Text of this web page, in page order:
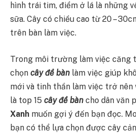
hình trái tim, điểm ở lá là những
sữa. Cây có chiều cao từ 20 –
trên bàn làm việc.
Trong môi trường làm việc căng
chọn cây để bàn làm việc giúp
mới và tinh thần làm việc trở nên
là top 15 cây để bàn cho dân văn
Xanh muốn gợi ý đến bạn đọc.
bạn có thể lựa chọn được cây